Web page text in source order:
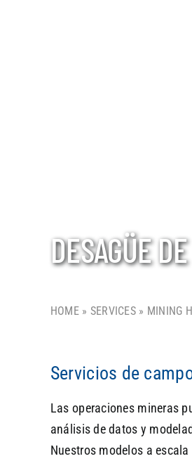
DESAGÜE
HOME » SERVICES » MINING
Servicios de
Las operaciones mineras
análisis de datos y
Nuestros modelos a